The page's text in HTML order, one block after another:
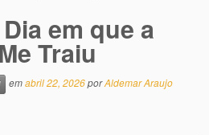
em que a
Traiu
emabril 22, 2026porAldemar Araujo